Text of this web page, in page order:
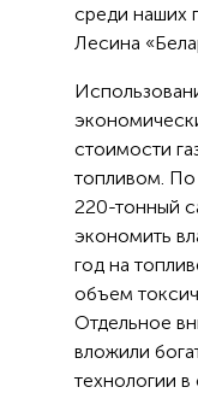
среди наших
Лесина
стоимости
топливом. По
220-тонный
экономить
год на
объем
Отдельное
вложили
технологии